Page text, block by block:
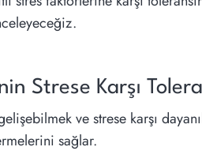
Strese Karşı
ve strese karşı
sağlar.